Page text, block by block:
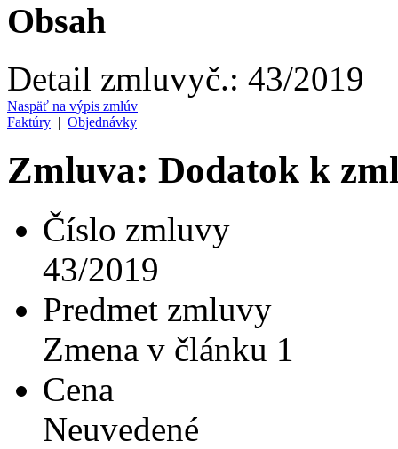
Obsah
Detail zmluvyč.: 43/2019
Naspäť na výpis zmlúv
Faktúry | Objednávky
Zmluva: Dodatok k
Číslo zmluvy
43/2019
Predmet zmluvy
Zmena v článku 1
Cena
Neuvedené